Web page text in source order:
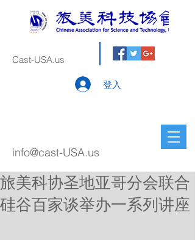
Cast-USA.us
登入
info@cast-USA.us
旅美科协圣地亚哥分会联合
硅谷百家谈举办一系列讲座